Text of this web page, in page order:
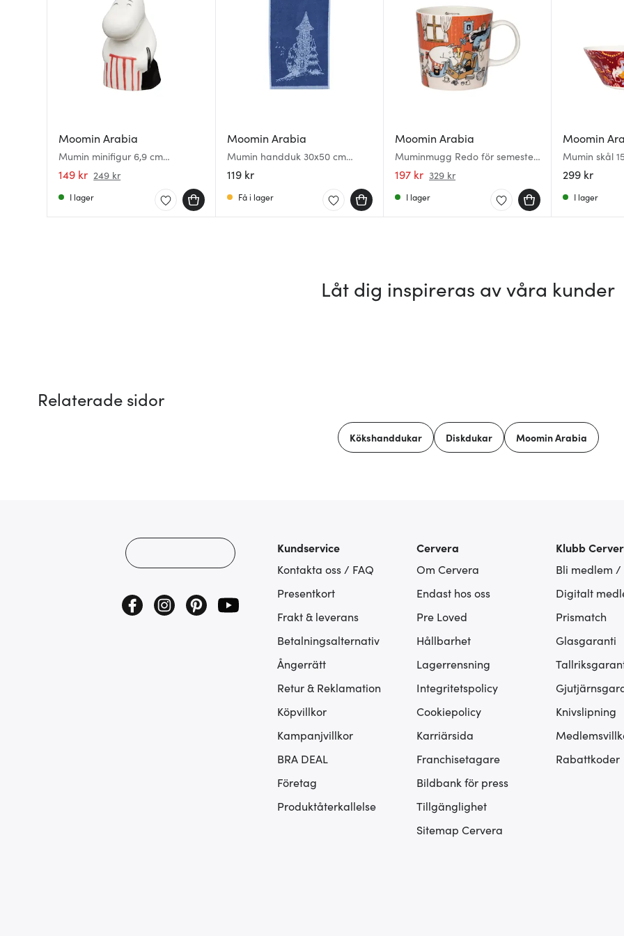
Moomin Arabia
Mumin minifigur 6,9 cm
Muminmamman
149 kr 249 kr
I lager
Moomin Arabia
Mumin handduk 30x50 cm
Äntligen hemma
119 kr
Få i lager
Moomin Arabia
Muminmugg Redo för semester
30 cl Sommar 2026
197 kr 329 kr
I lager
Moomin
Mumin skål
stunder
299 kr
I lager
Låt dig inspireras av våra kunder
Relaterade sidor
Kökshanddukar Diskdukar Moomin Arabia
Kundservice
Kontakta oss / FAQ
Presentkort
Frakt & leverans
Betalningsalternativ
Ångerrätt
Retur & Reklamation
Köpvillkor
Kampanjvillkor
BRA DEAL
Företag
Produktåterkallelse
Cervera
Om Cervera
Endast hos oss
Pre Loved
Hållbarhet
Lagerrensning
Integritetspolicy
Cookiepolicy
Karriärsida
Franchisetagare
Bildbank för press
Tillgänglighet
Sitemap Cervera
Klubb
Bli medlem /
Digitalt
Prismatch
Glasgaranti
Knivslipning
Rabattkoder